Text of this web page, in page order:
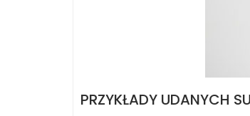
PRZYKŁADY UDANYCH